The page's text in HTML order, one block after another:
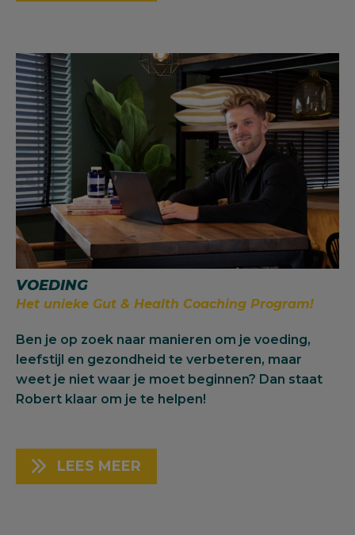
VOEDING
Het unieke Gut & Health Coaching Program!
Ben je op zoek naar manieren om je voeding,
leefstijl en gezondheid te verbeteren, maar
weet je niet waar je moet beginnen? Dan staat
Robert klaar om je te helpen!
LEES MEER